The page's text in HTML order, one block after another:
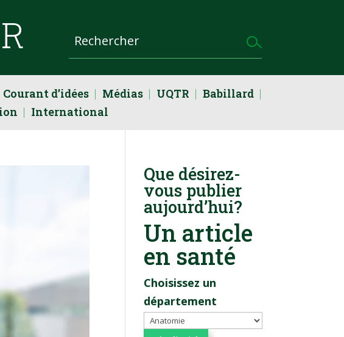
Courant d’idées Médias UQTR
Babillard
International
Que désirez-
vous publier
aujourd’hui?
Un article
en santé
Choisissez un
département